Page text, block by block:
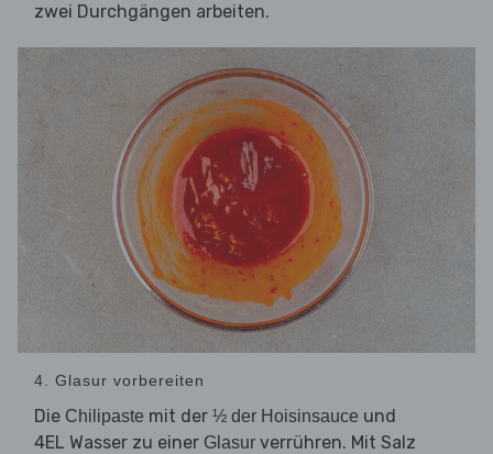
zwei Durchgängen arbeiten.
4. Glasur vorbereiten
Die Chilipaste mit der ½ der Hoisinsauce und
4EL Wasser zu einer Glasur verrühren. Mit Salz